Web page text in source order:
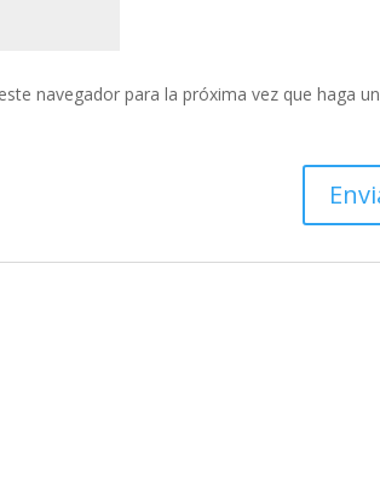
navegador para la próxima vez que haga un